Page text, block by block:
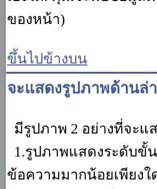
ของหน้า)
ขึ้นไปข้างบน
จะแสดงรูปภาพด้านล่า
มีรูปภาพ 2 อย่างที่จะแ
1.รูปภาพแสดงระดับขั้
ข้อความมากน้อยเพียงใ